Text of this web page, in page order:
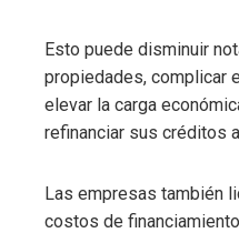
Esto puede disminuir
propiedades, complicar
elevar la carga
refinanciar sus créditos
Las empresas también
costos de